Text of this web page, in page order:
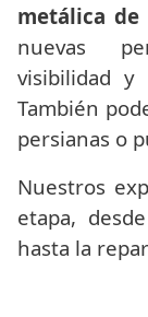
metálica
nuevas
visibilidad y
También
persianas o
Nuestros
etapa,
hasta la